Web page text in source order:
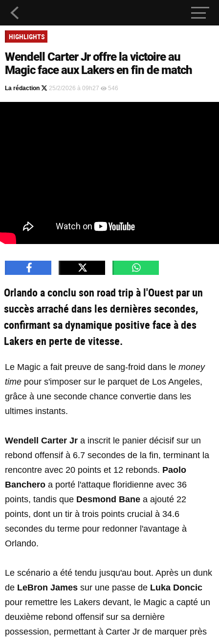
HIGHLIGHTS
Wendell Carter Jr offre la victoire au
Magic face aux Lakers en fin de match
La rédaction 25/2/2026 à 09h27 546
Orlando a conclu son road trip à l'Ouest par un
succès arraché dans les dernières secondes,
confirmant sa dynamique positive face à des
Lakers en perte de vitesse.
Le Magic a fait preuve de sang-froid dans le money
time pour s'imposer sur le parquet de Los Angeles,
grâce à une seconde chance convertie dans les
ultimes instants.
Wendell Carter Jr a inscrit le panier décisif sur un
rebond offensif à 6.7 secondes de la fin, terminant la
rencontre avec 20 points et 12 rebonds. Paolo
Banchero a porté l'attaque floridienne avec 36
points, tandis que Desmond Bane a ajouté 22
points, dont un tir à trois points crucial à 34.6
secondes du terme pour redonner l'avantage à
Orlando.
Le scénario a été tendu jusqu'au bout. Après un dunk
de LeBron James sur une passe de Luka Doncic
pour remettre les Lakers devant, le Magic a capté un
deuxième rebond offensif sur sa dernière
possession, permettant à Carter Jr de marquer près